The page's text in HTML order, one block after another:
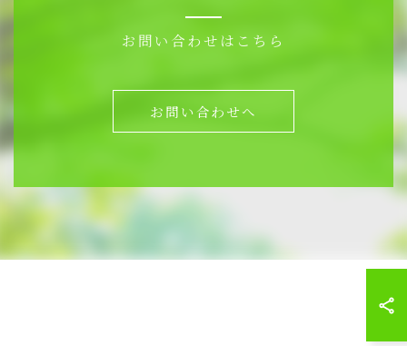
お問い合わせはこちら
お問い合わせへ